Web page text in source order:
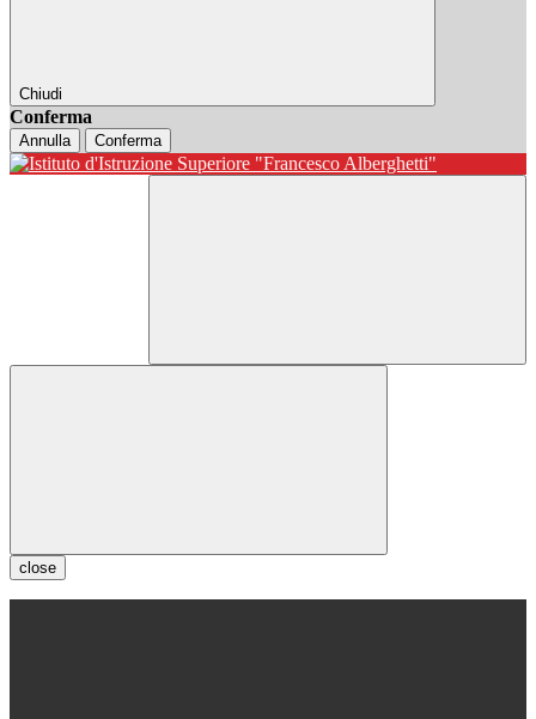
Chiudi
Conferma
Annulla Conferma
close